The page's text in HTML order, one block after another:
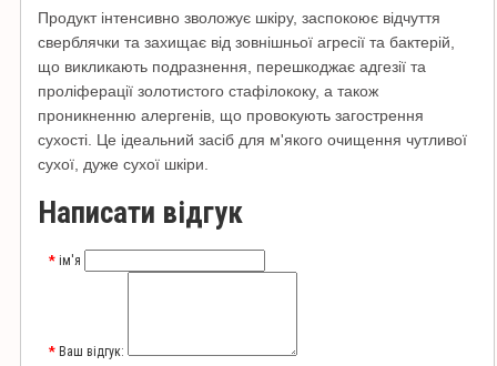
Продукт інтенсивно зволожує шкіру, заспокоює відчуття
сверблячки та захищає від зовнішньої агресії та бактерій,
що викликають подразнення, перешкоджає адгезії та
проліферації золотистого стафілококу, а також
проникненню алергенів, що провокують загострення
сухості. Це ідеальний засіб для м'якого очищення чутливої ​​
сухої, дуже сухої шкіри.
Написати відгук
ім'я
Ваш відгук: